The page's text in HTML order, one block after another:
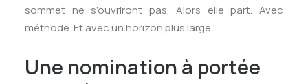
sommet ne s’ouvriront pas. Alors elle part. Avec
méthode. Et avec un horizon plus large.
Une nomination à portée